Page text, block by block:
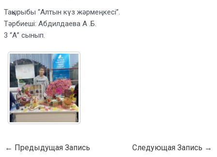
Тақырыбы “Алтын күз жәрмеңкесі”.
Тәрбиеші: Абдилдаева А .Б.
3 “А” сынып.
← Предыдущая Запись Следующая Запись →